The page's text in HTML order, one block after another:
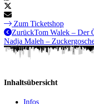
Zum Ticketshop
ZurückTom Walek – Der
Nadja Maleh –
Inhaltsübersicht
Infos